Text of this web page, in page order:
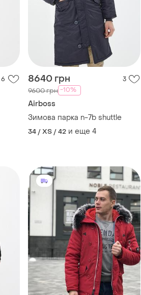
6 8640 грн 3
9600 грн -10%
Airboss
Зимова парка n-7b shuttle
34 / XS / 42 и еще 4